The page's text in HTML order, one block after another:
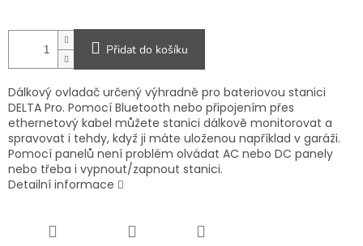
Přidat do košíku
Dálkový ovladač určený výhradně pro bateriovou stanici
DELTA Pro. Pomocí Bluetooth nebo připojením přes
ethernetový kabel můžete stanici dálkově monitorovat a
spravovat i tehdy, když ji máte uloženou například v garáži.
Pomocí panelů není problém olvádat AC nebo DC panely
nebo třeba i vypnout/zapnout stanici.
Detailní informace